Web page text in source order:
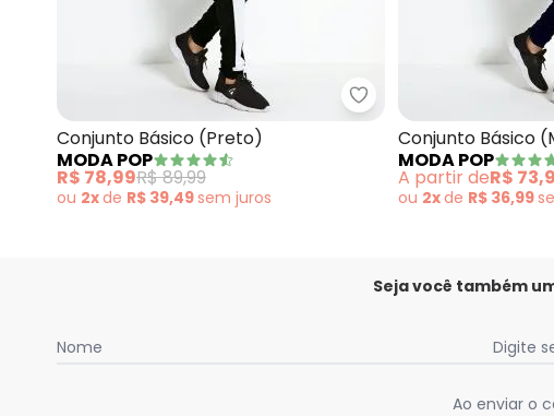
Moda Pop - Conjunto
Conjunto Básico (Preto)
MODA POP
R$ 78,99R$ 89,99
ou 2xde R$ 39,49sem juros
Conjunto Básico
MODA POP
A partir deR$
ou 2xde R$ 36,99
Seja você também
Nome Digite
Ao enviar o